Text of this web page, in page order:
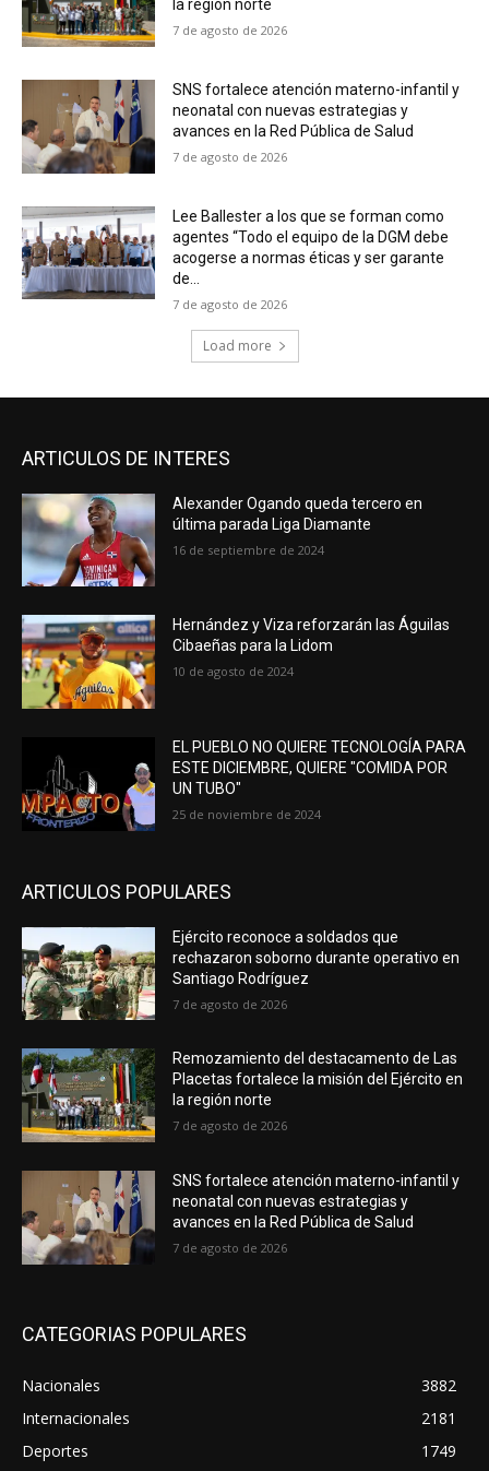
la región norte
7 de agosto de 2026
SNS fortalece atención materno-infantil y
neonatal con nuevas estrategias y
avances en la Red Pública de Salud
7 de agosto de 2026
Lee Ballester a los que se forman como
agentes “Todo el equipo de la DGM debe
acogerse a normas éticas y ser garante
de...
7 de agosto de 2026
Load more
ARTICULOS DE INTERES
Alexander Ogando queda tercero en
última parada Liga Diamante
16 de septiembre de 2024
Hernández y Viza reforzarán las Águilas
Cibaeñas para la Lidom
10 de agosto de 2024
EL PUEBLO NO QUIERE TECNOLOGÍA PARA
ESTE DICIEMBRE, QUIERE "COMIDA POR
UN TUBO"
25 de noviembre de 2024
ARTICULOS POPULARES
Ejército reconoce a soldados que
rechazaron soborno durante operativo en
Santiago Rodríguez
7 de agosto de 2026
Remozamiento del destacamento de Las
Placetas fortalece la misión del Ejército en
la región norte
7 de agosto de 2026
SNS fortalece atención materno-infantil y
neonatal con nuevas estrategias y
avances en la Red Pública de Salud
7 de agosto de 2026
CATEGORIAS POPULARES
Nacionales
3882
Internacionales
2181
Deportes
1749